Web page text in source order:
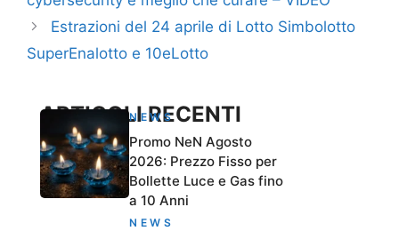
Estrazioni del 24 aprile di Lotto Simbolotto
SuperEnalotto e 10eLotto
ARTICOLI RECENTI
NEWS
Promo NeN Agosto
2026: Prezzo Fisso per
Bollette Luce e Gas fino
a 10 Anni
NEWS